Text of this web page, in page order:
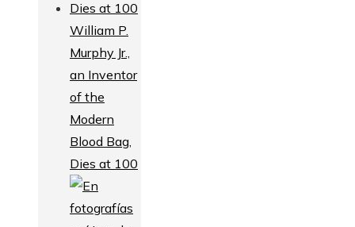
William P.
Murphy Jr.,
an Inventor
of the
Modern
Blood Bag,
Dies at 100